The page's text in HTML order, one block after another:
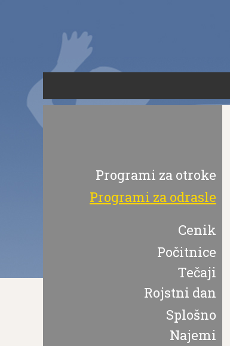
Programi za otroke
Programi za odrasle
Cenik
Počitnice
Tečaji
Rojstni dan
Splošno
Najemi